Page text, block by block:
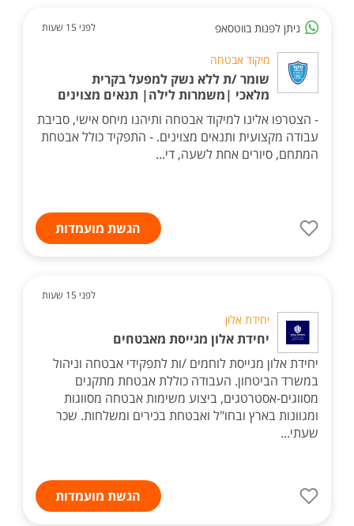
ניתן לפנות בווטסאפ לפני 15 שעות
מיקוד אבטחה
שומר /ת ללא נשק למפעל בקרית
מלאכי |משמרות לילה| תנאים מצוינים
- הצטרפו אלינו למיקוד אבטחה ותיהנו מיחס אישי, סביבת
עבודה מקצועית ותנאים מצוינים. - התפקיד כולל אבטחת
המתחם, סיורים אחת לשעה, די...
הגשת מועמדות
לפני 15 שעות
יחידת אלון
יחידת אלון מגייסת מאבטחים
יחידת אלון מגייסת לוחמים /ות לתפקידי אבטחה וניהול
במשרד הביטחון. העבודה כוללת אבטחת מתקנים
מסווגים-אסטרטגים, ביצוע משימות אבטחה מסווגות
ומגוונות בארץ ובחו"ל ואבטחת בכירים ומשלחות. שכר
שעתי...
הגשת מועמדות